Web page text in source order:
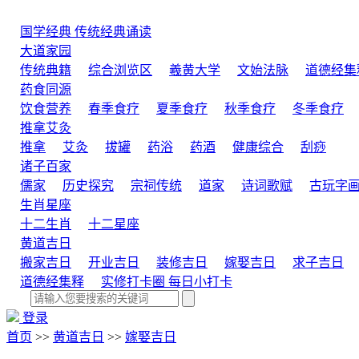
国学经典 传统经典诵读
大道家园
传统典籍
综合浏览区 羲黄大学 文始法脉
道德经集
药食同源
饮食营养
春季食疗 夏季食疗 秋季食疗 冬季食疗
推拿艾灸
推拿
艾灸 拔罐 药浴 药酒 健康综合
刮痧
诸子百家
儒家
历史探究 宗祠传统 道家 诗词歌赋 古玩字画
生肖星座
十二生肖
十二星座
黄道吉日
搬家吉日
开业吉日 装修吉日 嫁娶吉日
求子吉日
道德经集释
实修打卡圈 每日小打卡
登录
首页 >> 黄道吉日 >> 嫁娶吉日